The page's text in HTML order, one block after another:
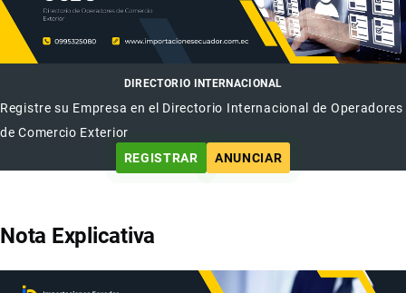
DIRECTORIO INTERNACIONAL
Registre su Empresa en el Directorio Internacional de Operadores
de Comercio Exterior
REGISTRAR
ANUNCIAR
Nota Explicativa